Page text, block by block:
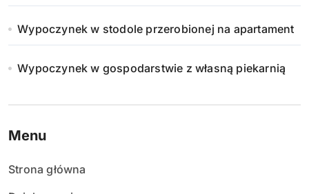
Wypoczynek w stodole przerobionej na apartament
Wypoczynek w gospodarstwie z własną piekarnią
Menu
Strona główna